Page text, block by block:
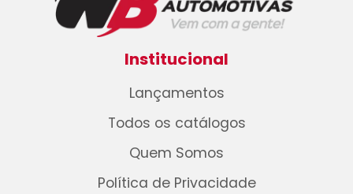
Institucional
Lançamentos
Todos os catálogos
Quem Somos
Política de Privacidade